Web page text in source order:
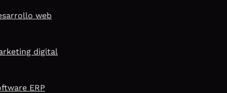
web
digital
ERP